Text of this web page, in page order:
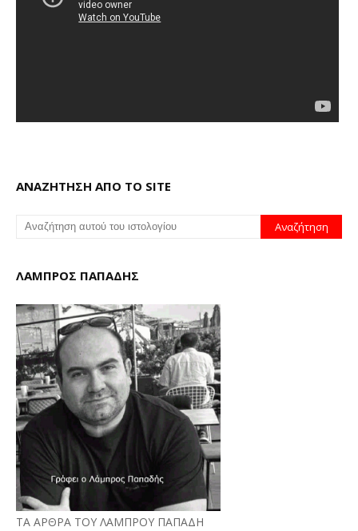
ΑΝΑΖΗΤΗΣΗ ΑΠΟ ΤΟ SITE
ΛΑΜΠΡΟΣ ΠΑΠΑΔΗΣ
ΤΑ ΑΡΘΡΑ ΤΟΥ ΛΑΜΠΡΟΥ ΠΑΠΑΔΗ